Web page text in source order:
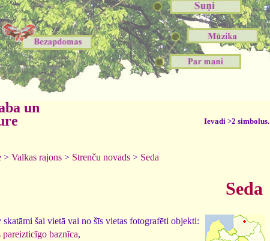
un
Ievadi >2 simbolus.
> Valkas rajons > Strenču novads > Seda
Seda
šai vietā vai no šīs vietas fotografēti objekti:
pareizticīgo baznīca,